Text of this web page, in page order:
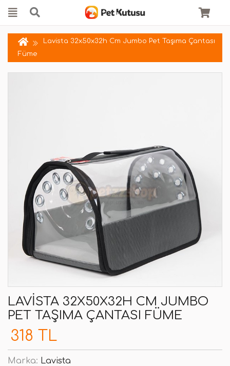
Lavista 32x50x32h Cm Jumbo Pet Taşıma Çantası
Füme
LAVISTA 32X50X32H CM JUMBO
PET TAŞIMA ÇANTASI FÜME
318 TL
Marka: Lavista